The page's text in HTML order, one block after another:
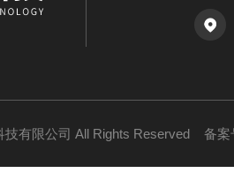
技有限公司 All Rights Reserved 备案